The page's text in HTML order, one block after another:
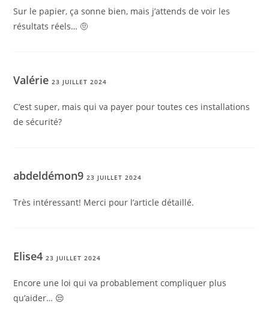
Sur le papier, ça sonne bien, mais j’attends de voir les
résultats réels… 🤨
Valérie23 JUILLET 2024
C’est super, mais qui va payer pour toutes ces installations
de sécurité?
abdeldémon923 JUILLET 2024
Très intéressant! Merci pour l’article détaillé.
Elise423 JUILLET 2024
Encore une loi qui va probablement compliquer plus
qu’aider… 😒